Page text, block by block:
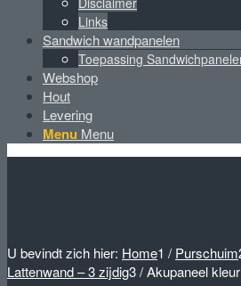
Links
Sandwich wandpanelen
Toepassing
Webshop
Hout
Levering
Menu Menu
U bevindt zich hier: Home1 / Purschuim
Lattenwand – 3 zijdig3/Akupaneel